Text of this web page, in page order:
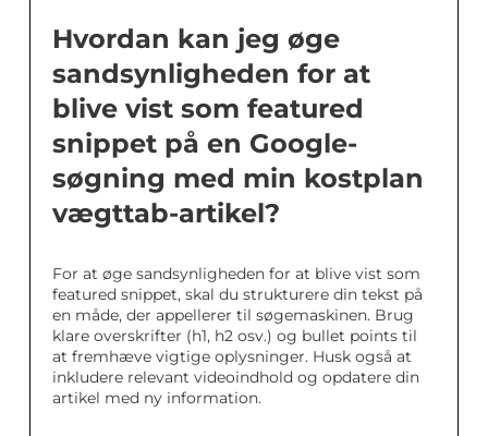
Hvordan kan jeg øge
sandsynligheden for at
blive vist som featured
snippet på en Google-
søgning med min kostplan
vægttab-artikel?
For at øge sandsynligheden for at blive vist som
featured snippet, skal du strukturere din tekst på
en måde, der appellerer til søgemaskinen. Brug
klare overskrifter (h1, h2 osv.) og bullet points til
at fremhæve vigtige oplysninger. Husk også at
inkludere relevant videoindhold og opdatere din
artikel med ny information.